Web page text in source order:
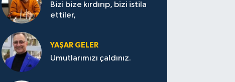
Bizi bize kırdırıp, bizi istila
ettiler,
YAŞAR GELER
Umutlarımızı çaldınız.